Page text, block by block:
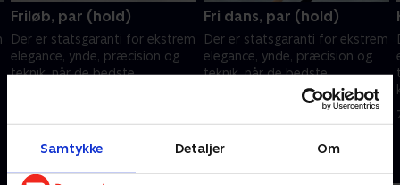
Samtykke Detaljer Om
Friløb, par (hold)
Der er statsgaranti for ekstrem
elegance, ynde, præcision og
teknik, når de bedste
Skating Arena.
Fri dans, par (hold)
Der er statsgaranti for ekstrem
elegance, ynde, præcision og
teknik, når de bedste
kunstskøjteløbere fra hele
verden konkurrerer i Milano Ice
Skating Arena.
7. februar 2026 • 52 min
Andre så også